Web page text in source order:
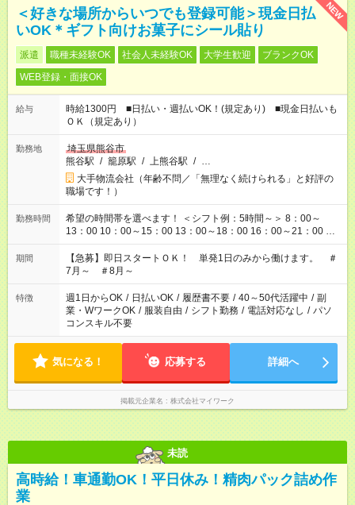
NEW
＜好きな場所からいつでも登録可能＞現金日払
いOK＊ギフト向けお菓子にシール貼り
派遣 職種未経験OK 社会人未経験OK 大学生歓迎
ブランクOK
WEB登録・面接OK
給与
時給1300円 ■日払い・週払いOK！(規定あり) ■現金日払いも
ＯＫ（規定あり）
勤務地
埼玉県熊谷市
熊谷駅 / 籠原駅 / 上熊谷駅 / …
大手物流会社（年齢不問／「無理なく続けられる」と好評の
職場です！）
勤務時間
希望の時間帯を選べます！ ＜シフト例：5時間～＞ 8：00～
13：00 10：00～15：00 13：00～18：00 16：00～21：00 ＜
シフト例：8時間～＞ ・10：00～19：00 ・13：00～22：00 ・
22：00～翌6：00 など！是非ご希望をお聞かせください！
期間
【急募】即日スタートＯＫ！ 単発1日のみから働けます。 ＃
7月～ ＃8月～
特徴 週1日からOK / 日払いOK / 履歴書不要 / 40～50代活躍中 / 副
業・WワークOK / 服装自由 / シフト勤務 / 電話対応なし / パソ
コンスキル不要
気になる！ 応募する 詳細へ
掲載元企業名 株式会社マイワーク
未読
高時給！車通勤OK！平日休み！精肉パック詰め作
業